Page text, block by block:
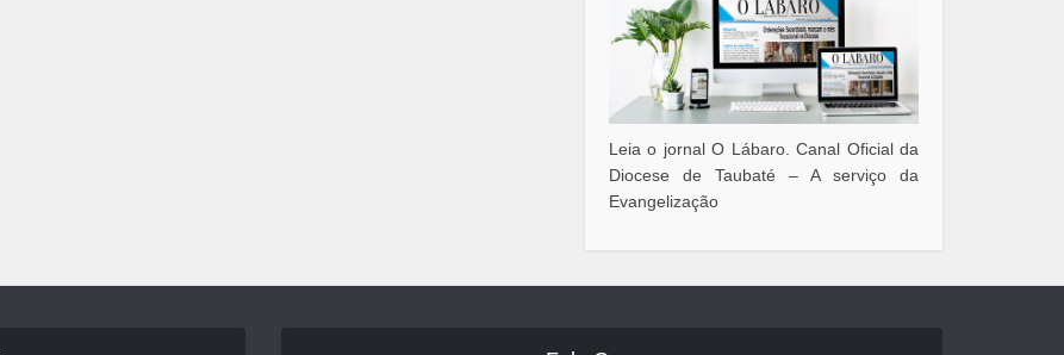
Leia o jornal O Lábaro. Canal Oficial da
Diocese de Taubaté – A serviço da
Evangelização